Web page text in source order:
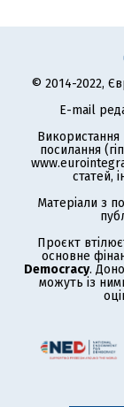
© 2014-2022,
E-mail
посилання
статей,
Матеріали з
Проєкт
основне
Democracy.
можуть із